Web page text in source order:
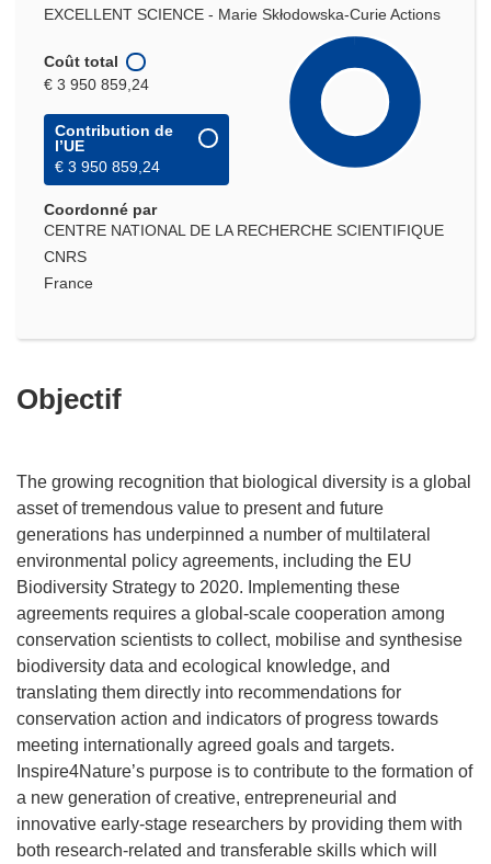
EXCELLENT SCIENCE - Marie Skłodowska-Curie Actions
Coût total
€ 3 950 859,24
Contribution de
l’UE
€ 3 950 859,24
Coordonné par
CENTRE NATIONAL DE LA RECHERCHE SCIENTIFIQUE
CNRS
France
Objectif
The growing recognition that biological diversity is a global
asset of tremendous value to present and future
generations has underpinned a number of multilateral
environmental policy agreements, including the EU
Biodiversity Strategy to 2020. Implementing these
agreements requires a global-scale cooperation among
conservation scientists to collect, mobilise and synthesise
biodiversity data and ecological knowledge, and
translating them directly into recommendations for
conservation action and indicators of progress towards
meeting internationally agreed goals and targets.
Inspire4Nature’s purpose is to contribute to the formation of
a new generation of creative, entrepreneurial and
innovative early-stage researchers by providing them with
both research-related and transferable skills which will